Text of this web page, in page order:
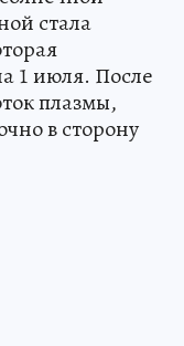
стала
1 июля. После
плазмы,
в сторону